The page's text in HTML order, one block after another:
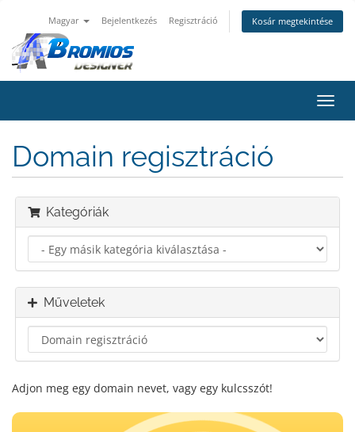
Magyar Bejelentkezés Regisztráció Kosár megtekintése
a
Domain regisztráció
Kategóriák
Műveletek
Adjon meg egy domain nevet, vagy egy kulcsszót!